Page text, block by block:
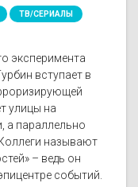
ТВ/СЕРИАЛЫ
эксперимента
вступает в
улицы на
а параллельно
называют
– ведь он
событий.